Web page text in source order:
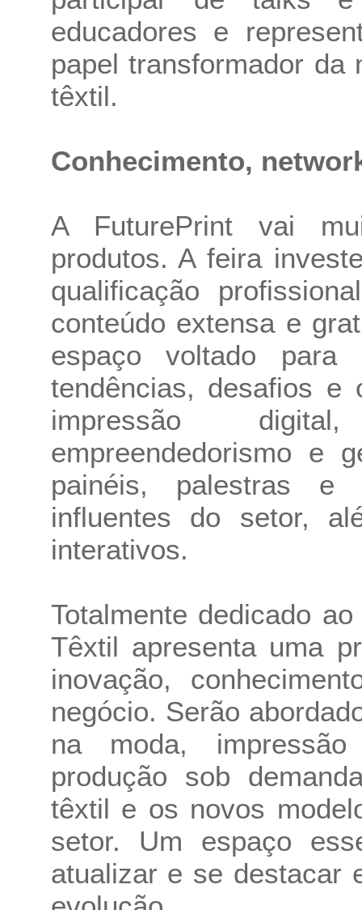
educadores e
papel transformador da
têxtil.
Conhecimento,
A FuturePrint vai
produtos. A feira
qualificação
conteúdo extensa e
espaço voltado para
tendências, desafios e
impressão
empreendedorismo e
painéis, palestras e
influentes do setor,
interativos.
Totalmente dedicado
Têxtil apresenta uma
inovação,
negócio. Serão
na moda,
produção sob
têxtil e os novos
setor. Um espaço
atualizar e se destacar